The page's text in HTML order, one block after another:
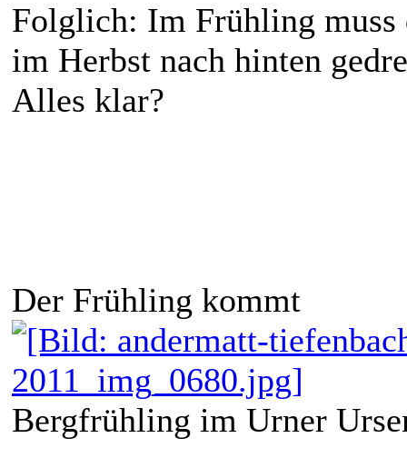
Folglich: Im Frühling muss
im Herbst nach hinten
Alles klar?
Der Frühling kommt
Bergfrühling im Urner